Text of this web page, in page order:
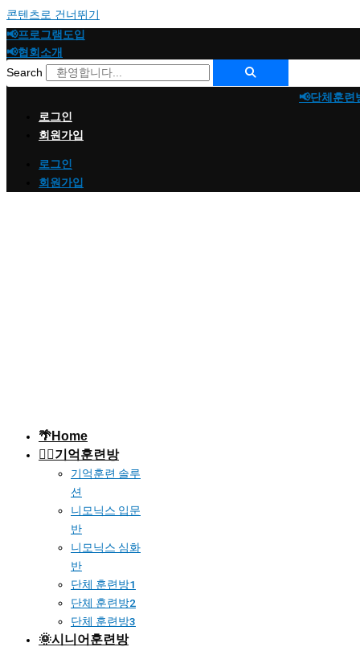
콘텐츠로 건너뛰기
📢프로그램도입
📢협회소개
Search
📢단체훈련
로그인
회원가입
로그인
회원가입
🌴Home
🐱‍🚀기억훈련방
기억훈련 솔루
션
니모닉스 입문
반
니모닉스 심화
반
단체 훈련방1
단체 훈련방2
단체 훈련방3
🌞시니어훈련방